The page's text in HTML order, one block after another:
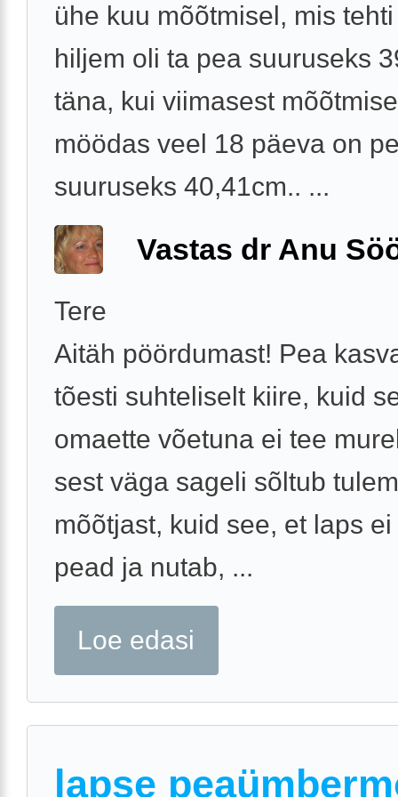
ühe kuu mõõtmisel, mis
hiljem oli ta pea suuruseks
täna, kui viimasest
möödas veel 18 päeva on
suuruseks 40,41cm.. ...
Vastas dr Anu
Tere
Aitäh pöördumast! Pea
tõesti suhteliselt kiire, kuid
omaette võetuna ei tee
sest väga sageli sõltub
mõõtjast, kuid see, et laps
pead ja nutab, ...
Loe edasi
lapse